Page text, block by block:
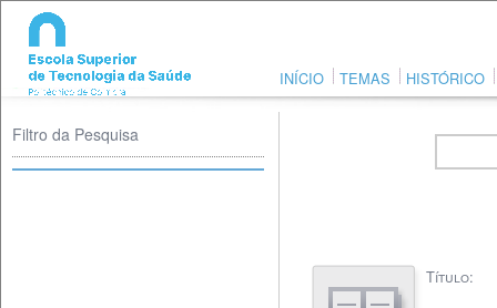
INÍCIO TEMAS HISTÓRICO
Filtro da Pesquisa
Título: